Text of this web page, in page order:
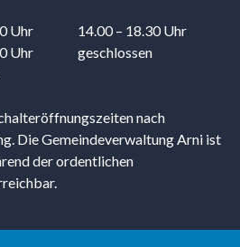
Uhr
14.00 – 18.30 Uhr
Uhr
geschlossen
nach
Die Gemeindeverwaltung Arni ist
der ordentlichen